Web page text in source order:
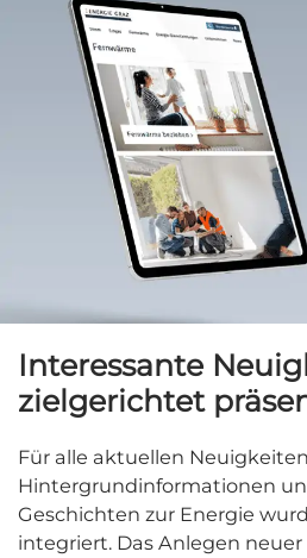
Interessante
zielgerichtet
Für alle aktuellen
Hintergrundinformationen
Geschichten zur Energie
integriert. Das Anlegen